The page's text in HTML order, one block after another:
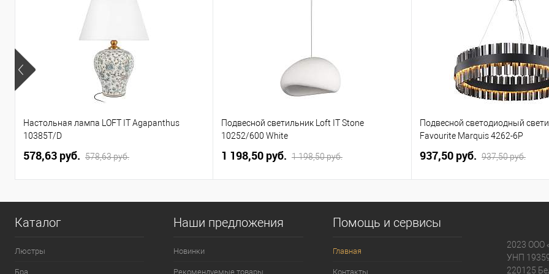
Настольная лампа LOFT IT Agapanthus
10385T/D
578,63 pуб. 578,63 pуб.
Подвесной светильник Loft IT Stone
10252/600 White
1 198,50 pуб. 1 198,50 pуб.
Подвесной светодиодный
Favourite Marquis 4262-6P
937,50 pуб. 937,50 pуб.
Каталог
Люстры
Бра
Наши предложения
Новинки
Рекомендуемые товары
Помощь и сервисы
Главная
Контакты
2023 ООО
УНП
220125